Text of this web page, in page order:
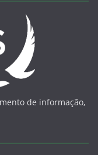
de informação,